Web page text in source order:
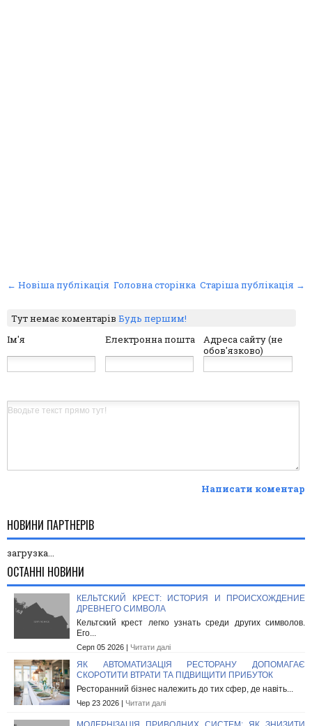
← Новіша публікація Старіша публікація →
Головна сторінка
Тут немає коментарівБудь першим!
Ім'я
Електронна пошта
Адреса сайту (не
обов'язково)
Написати коментар
НОВИНИ ПАРТНЕРІВ
загрузка...
ОСТАННІ НОВИНИ
КЕЛЬТСКИЙ КРЕСТ: ИСТОРИЯ И ПРОИСХОЖДЕНИЕ
ДРЕВНЕГО СИМВОЛА
Кельтский крест легко узнать среди других символов.
Его...
Серп 05 2026 | Читати далі
ЯК АВТОМАТИЗАЦІЯ РЕСТОРАНУ ДОПОМАГАЄ
СКОРОТИТИ ВТРАТИ ТА ПІДВИЩИТИ ПРИБУТОК
Ресторанний бізнес належить до тих сфер, де навіть...
Чер 23 2026 | Читати далі